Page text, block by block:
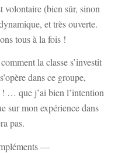
volontaire (bien sûr, sinon
et très ouverte.
tous à la fois !
la classe s’investit
dans ce groupe,
! … que j’ai bien l’intention
sur mon expérience dans
pas.
—